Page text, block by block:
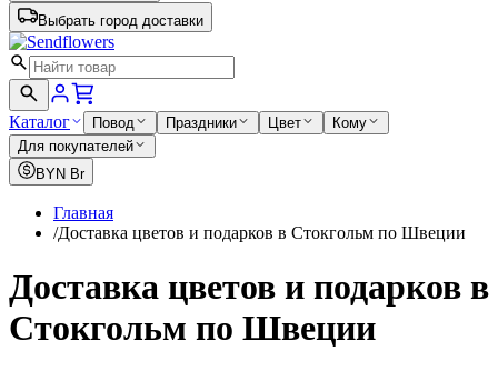
Выбрать город доставки
Каталог Повод Праздники Цвет
Кому
Для покупателей
BYN Br
Главная
/Доставка цветов и подарков в Стокгольм по Швеции
Доставка цветов и подарков в
Стокгольм по Швеции